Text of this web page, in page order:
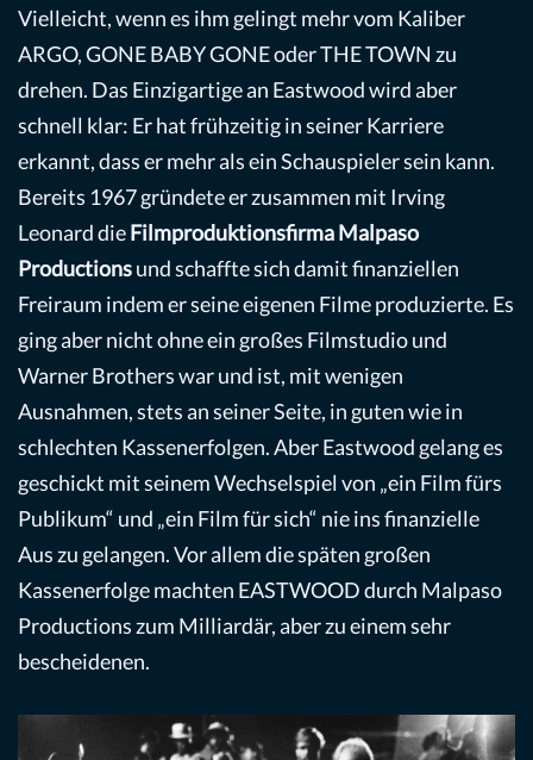
Vielleicht, wenn es ihm gelingt mehr vom Kaliber
ARGO, GONE BABY GONE oder THE TOWN zu
drehen. Das Einzigartige an Eastwood wird aber
schnell klar: Er hat frühzeitig in seiner Karriere
erkannt, dass er mehr als ein Schauspieler sein kann.
Bereits 1967 gründete er zusammen mit Irving
Leonard dieFilmproduktionsfirma Malpaso
Productionsund schaffte sich damit finanziellen
Freiraum indem er seine eigenen Filme produzierte. Es
ging aber nicht ohne ein großes Filmstudio und
Warner Brothers war und ist, mit wenigen
Ausnahmen, stets an seiner Seite, in guten wie in
schlechten Kassenerfolgen. Aber Eastwood gelang es
geschickt mit seinem Wechselspiel von „ein Film fürs
Publikum“ und „ein Film für sich“ nie ins finanzielle
Aus zu gelangen. Vor allem die späten großen
Kassenerfolge machten EASTWOOD durch Malpaso
Productions zum Milliardär, aber zu einem sehr
bescheidenen.